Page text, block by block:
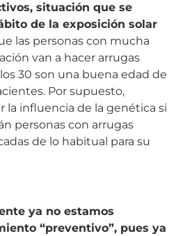
situación que se
de la exposición solar
las personas con mucha
van a hacer arrugas
30 son una buena edad de
Por supuesto,
la influencia de la genética si
personas con arrugas
de lo habitual para su
ya no estamos
“preventivo”, pues ya